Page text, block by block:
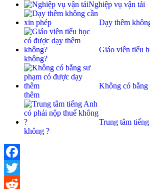
Nghiệp vụ vận tải
Dạy thêm
Giáo viên tiểu
không?
Không có bằng
thêm
Trung tâm
không ?
Facebook
Twitter